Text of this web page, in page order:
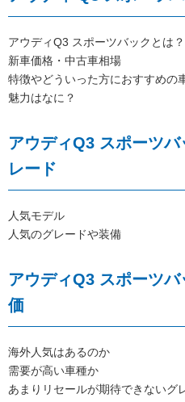
アウディQ3 スポーツバックとは？
新車価格・中古車相場
特徴やどういった方におすすめの
魅力はなに？
アウディQ3 スポーツ
レード
人気モデル
人気のグレードや装備
アウディQ3 スポーツ
価
海外人気はあるのか
需要が高い車種か
あまりリセールが期待できないグ